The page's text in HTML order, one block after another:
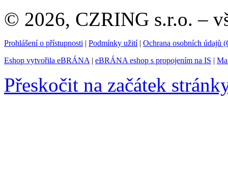
© 2026, CZRING s.r.o. –
Prohlášení o přístupnosti | Podmínky užití| Ochrana osobních údajů
Eshop vytvořila eBRÁNA | eBRÁNA eshop s propojením na IS |
Přeskočit na začátek